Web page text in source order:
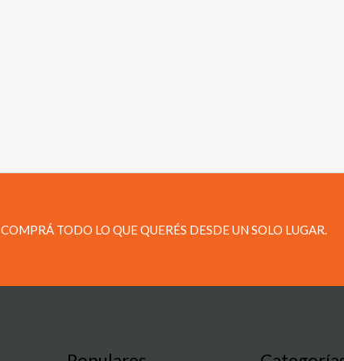
COMPRÁ TODO LO QUE QUERÉS DESDE UN SOLO LUGAR.